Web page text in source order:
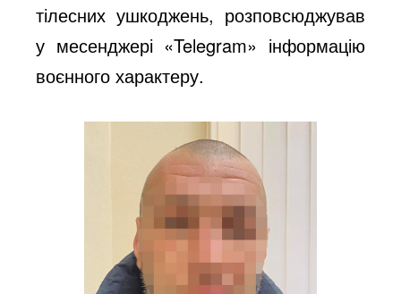
тілесних ушкоджень, розповсюджував
у месенджері «Telegram» інформацію
воєнного характеру.